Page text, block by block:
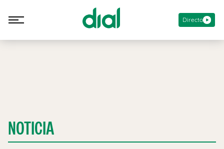
Directo
NOTICIA